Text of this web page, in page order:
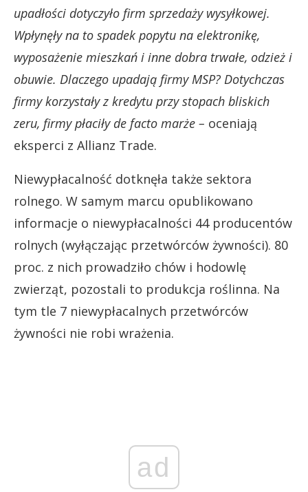
upadłości dotyczyło firm sprzedaży wysyłkowej.
Wpłynęły na to spadek popytu na elektronikę,
wyposażenie mieszkań i inne dobra trwałe, odzież i
obuwie. Dlaczego upadają firmy MSP? Dotychczas
firmy korzystały z kredytu przy stopach bliskich
zeru, firmy płaciły de facto marże – oceniają
eksperci z Allianz Trade.
Niewypłacalność dotknęła także sektora
rolnego. W samym marcu opublikowano
informacje o niewypłacalności 44 producentów
rolnych (wyłączając przetwórców żywności). 80
proc. z nich prowadziło chów i hodowlę
zwierząt, pozostali to produkcja roślinna. Na
tym tle 7 niewypłacalnych przetwórców
żywności nie robi wrażenia.
ad